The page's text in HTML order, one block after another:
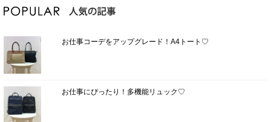
お仕事コーデをアップグレード！A4トート♡
お仕事にぴったり！多機能リュック♡